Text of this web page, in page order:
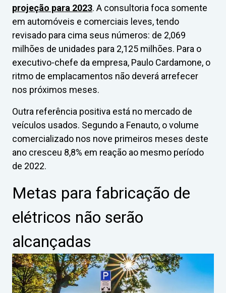
projeção para 2023. A consultoria foca somente
em automóveis e comerciais leves, tendo
revisado para cima seus números: de 2,069
milhões de unidades para 2,125 milhões. Para o
executivo-chefe da empresa, Paulo Cardamone, o
ritmo de emplacamentos não deverá arrefecer
nos próximos meses.
Outra referência positiva está no mercado de
veículos usados. Segundo a Fenauto, o volume
comercializado nos nove primeiros meses deste
ano cresceu 8,8% em reação ao mesmo período
de 2022.
Metas para fabricação de
elétricos não serão
alcançadas